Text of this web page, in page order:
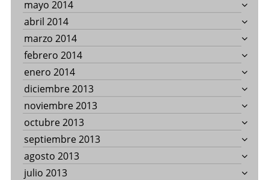
mayo 2014
abril 2014
marzo 2014
febrero 2014
enero 2014
diciembre 2013
noviembre 2013
octubre 2013
septiembre 2013
agosto 2013
julio 2013